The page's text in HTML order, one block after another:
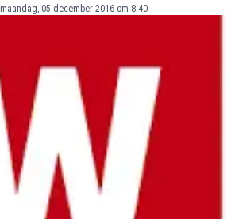
maandag, 05 december 2016 om 8:40